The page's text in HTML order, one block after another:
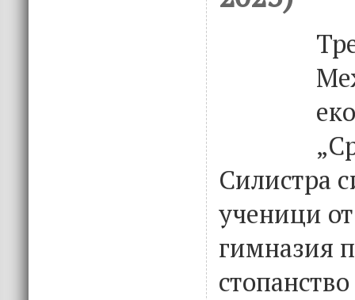
Силистра
ученици
гимназия